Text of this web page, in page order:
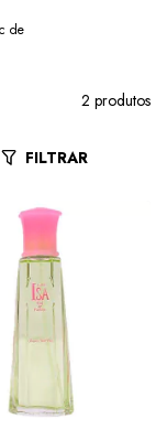
de
2 produtos
FILTRAR